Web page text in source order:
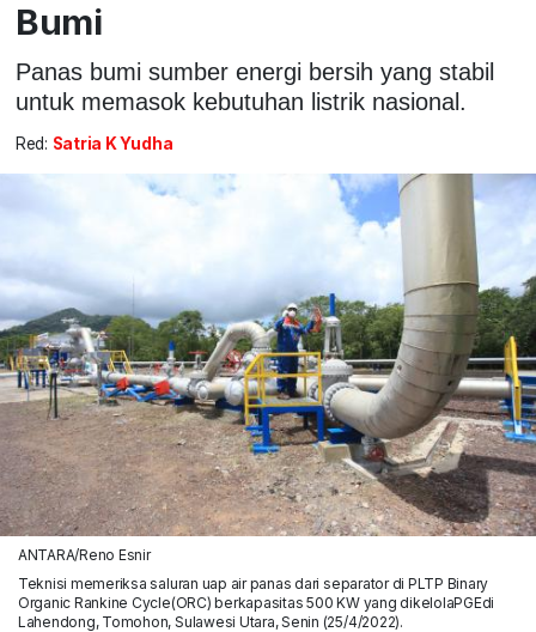
Bumi
Panas bumi sumber energi bersih yang stabil
untuk memasok kebutuhan listrik nasional.
Red: Satria K Yudha
ANTARA/Reno Esnir
Teknisi memeriksa saluran uap air panas dari separator di PLTP Binary
Organic Rankine Cycle(ORC) berkapasitas 500 KW yang dikelolaPGEdi
Lahendong, Tomohon, Sulawesi Utara, Senin (25/4/2022).